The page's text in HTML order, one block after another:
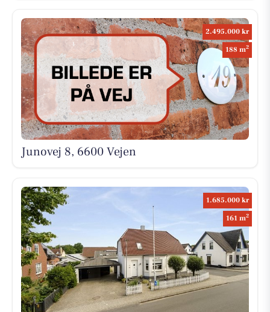
2.495.000 kr
188 m2
Junovej 8, 6600 Vejen
1.685.000 kr
161 m2